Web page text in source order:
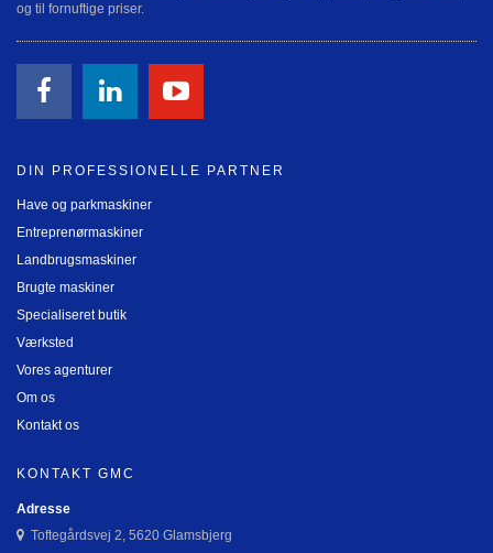
og til fornuftige priser.
DIN PROFESSIONELLE PARTNER
Have og parkmaskiner
Entreprenørmaskiner
Landbrugsmaskiner
Brugte maskiner
Specialiseret butik
Værksted
Vores agenturer
Om os
Kontakt os
KONTAKT GMC
Adresse
Toftegårdsvej 2, 5620 Glamsbjerg